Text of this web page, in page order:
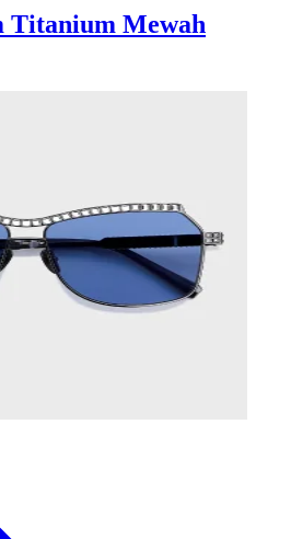
Titanium Mewah